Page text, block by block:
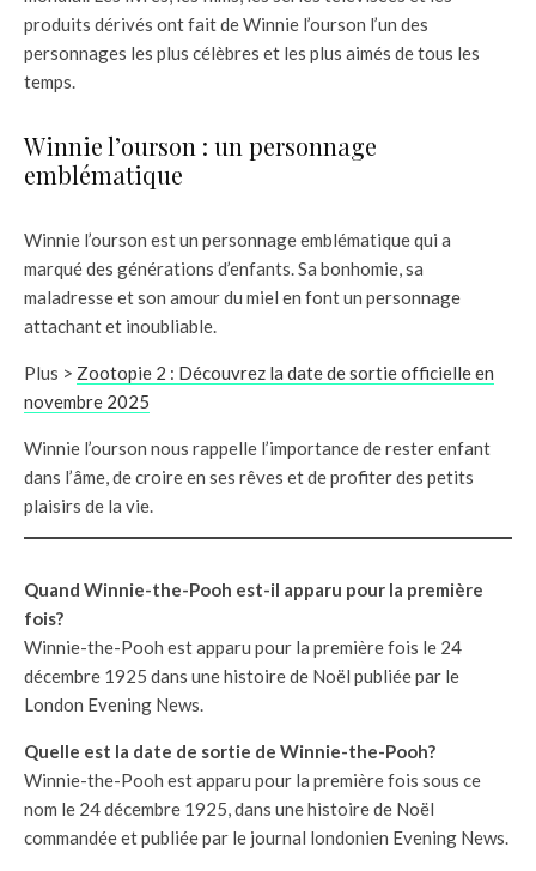
produits dérivés ont fait de Winnie l’ourson l’un des
personnages les plus célèbres et les plus aimés de tous les
temps.
Winnie l’ourson : un personnage
emblématique
Winnie l’ourson est un personnage emblématique qui a
marqué des générations d’enfants. Sa bonhomie, sa
maladresse et son amour du miel en font un personnage
attachant et inoubliable.
Plus > Zootopie 2 : Découvrez la date de sortie officielle en
novembre 2025
Winnie l’ourson nous rappelle l’importance de rester enfant
dans l’âme, de croire en ses rêves et de profiter des petits
plaisirs de la vie.
Quand Winnie-the-Pooh est-il apparu pour la première
fois?
Winnie-the-Pooh est apparu pour la première fois le 24
décembre 1925 dans une histoire de Noël publiée par le
London Evening News.
Quelle est la date de sortie de Winnie-the-Pooh?
Winnie-the-Pooh est apparu pour la première fois sous ce
nom le 24 décembre 1925, dans une histoire de Noël
commandée et publiée par le journal londonien Evening News.